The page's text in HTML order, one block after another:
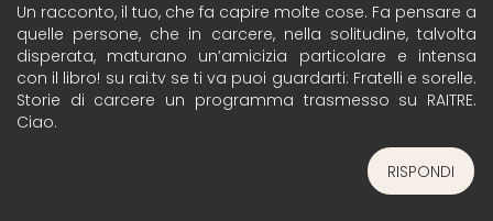
Un racconto, il tuo, che fa capire molte cose. Fa pensare a
quelle persone, che in carcere, nella solitudine, talvolta
disperata, maturano un’amicizia particolare e intensa
con il libro! su rai.tv se ti va puoi guardarti: Fratelli e sorelle.
Storie di carcere un programma trasmesso su RAITRE.
Ciao.
RISPONDI